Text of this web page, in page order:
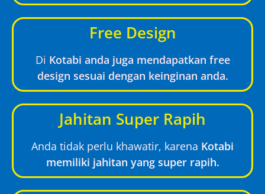
Free Design
Di Kotabi anda juga mendapatkan free
design sesuai dengan keinginan anda.
Jahitan Super Rapih
Anda tidak perlu khawatir, karena Kotabi
memiliki jahitan yang super rapih.